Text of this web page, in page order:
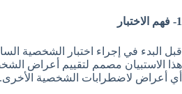
1- فهم الاختبار
قبل البدء في إجراء اختبار الشخصية
هذا الاستبيان مصمم لتقييم أعراض
أي أعراض لاضطرابات الشخصية الأخرى.